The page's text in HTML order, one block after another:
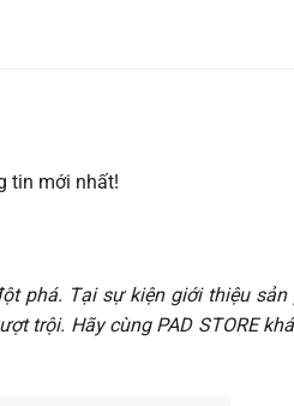
tin mới nhất!
phá. Tại sự kiện giới thiệu sản
trội. Hãy cùng PAD STORE